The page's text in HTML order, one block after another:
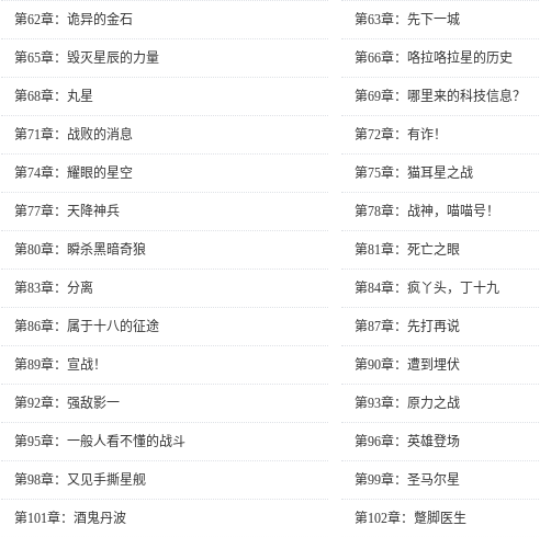
第62章：诡异的金石 第63章：先下一城
第65章：毁灭星辰的力量 第66章：咯拉咯拉星的历史
第68章：丸星 第69章：哪里来的科技信息？
第71章：战败的消息 第72章：有诈！
第74章：耀眼的星空 第75章：猫耳星之战
第77章：天降神兵 第78章：战神，喵喵号！
第80章：瞬杀黑暗奇狼 第81章：死亡之眼
第83章：分离 第84章：疯丫头，丁十九
第86章：属于十八的征途 第87章：先打再说
第89章：宣战！ 第90章：遭到埋伏
第92章：强敌影一 第93章：原力之战
第95章：一般人看不懂的战斗 第96章：英雄登场
第98章：又见手撕星舰 第99章：圣马尔星
第101章：酒鬼丹波 第102章：蹩脚医生